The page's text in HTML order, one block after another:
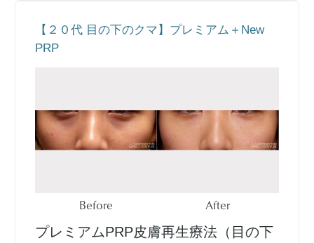
【２０代 目の下のクマ】プレミアム＋New
PRP
Before After
プレミアムPRP皮膚再生療法（目の下